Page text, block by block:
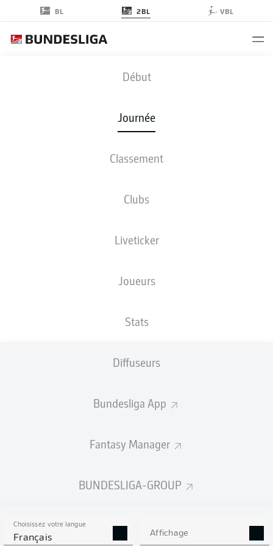
BL 2BL VBL
Début
Journée
Classement
Clubs
Liveticker
Joueurs
Stats
Diffuseurs
Bundesliga App
Fantasy Manager
BUNDESLIGA-GROUP
Choisissez votre langue
Français Affichage
STP - BSC
COMPOSITIONS STATISTIQUES
0